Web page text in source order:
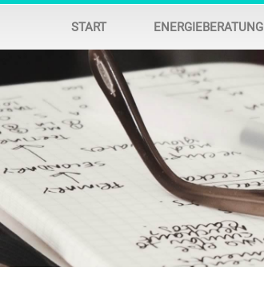
START ENERGIEBERATUNG